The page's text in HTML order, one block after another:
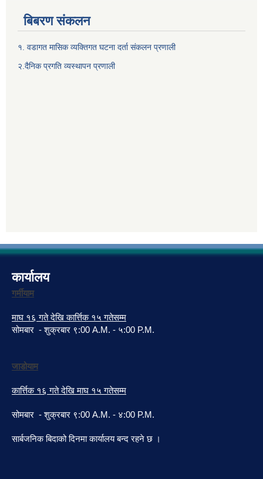
बिबरण संकलन
१. वडागत मासिक व्यक्तिगत घटना दर्ता संकलन प्रणाली
२.दैनिक प्रगति व्यस्थापन प्रणाली
कार्यालय
गर्मीयाम
माघ १६ गते देखि कार्त्तिक १५ गतेसम्म
सोमबार - शुक्रबार ९:00 A.M. - ५:00 P.M.
जाडोयाम
कार्त्तिक १६ गते देखि माघ १५ गतेसम्म
सोमबार - शुक्रबार ९:00 A.M. - ४:00 P.M.
सार्बजनिक बिदाको दिनमा कार्यालय बन्द रहने छ ।